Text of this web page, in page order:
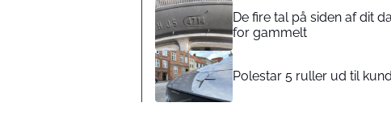
De fire tal på siden af dit
for gammelt
Polestar 5 ruller ud til